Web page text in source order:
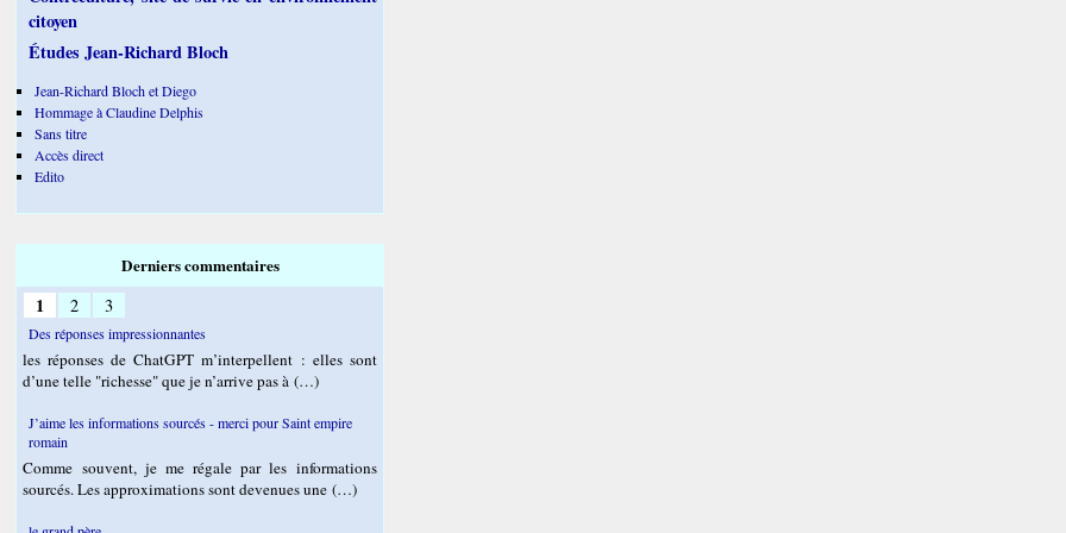
citoyen
Études Jean-Richard Bloch
Jean-Richard Bloch et Diego
Hommage à Claudine Delphis
Sans titre
Accès direct
Edito
Derniers commentaires
1 2 3
Des réponses impressionnantes
les réponses de ChatGPT m’interpellent : elles sont
d’une telle "richesse" que je n’arrive pas à (…)
J’aime les informations sourcés - merci pour Saint empire
romain
Comme souvent, je me régale par les informations
sourcés. Les approximations sont devenues une (…)